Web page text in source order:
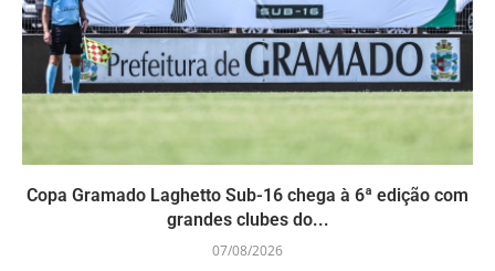
Copa Gramado Laghetto Sub-16 chega à 6ª edição com
grandes clubes do...
07/08/2026